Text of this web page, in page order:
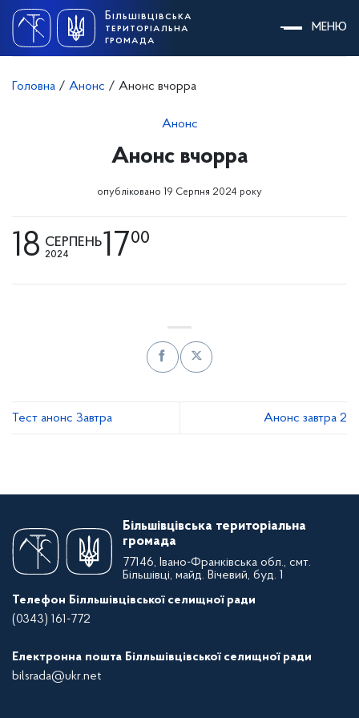
content
Більшівцівська
територіальна
громада
МЕНЮ
Головна / Анонс / Анонс вчорра
Анонс
Анонс вчорра
опубліковано 19 Серпня 2024 року
18 СЕРПЕНЬ
2024 1700
Тест анонс Завтра Анонс завтра 2
Більшівцівська територіальна
громада
77146, Івано-Франківська обл., смт.
Більшівці, майд. Вічевий, буд. 1
Телефон Білльшівцівської селищної ради
(0343) 161-772
Електронна пошта Білльшівцівської селищної ради
bilsrada@ukr.net